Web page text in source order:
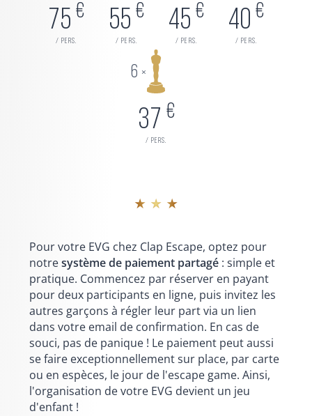
75 €
/ pers.
55 €
/ pers.
45 €
/ pers.
40 €
/ pers.
6 ×
37 €
/ pers.
★ ★ ★
Pour votre EVG chez Clap Escape, optez pour
notresystème de paiement partagé : simple et
pratique. Commencez par réserver en payant
pour deux participants en ligne, puis invitez les
autres garçons à régler leur part via un lien
dans votre email de confirmation. En cas de
souci, pas de panique ! Le paiement peut aussi
se faire exceptionnellement sur place, par carte
ou en espèces, le jour de l'escape game. Ainsi,
l'organisation de votre EVG devient un jeu
d'enfant !